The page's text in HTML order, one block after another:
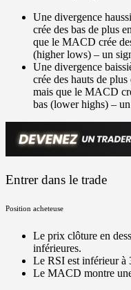
Une divergence
crée des bas de plus
que le MACD crée
(higher lows) – un
Une divergence
crée des hauts de
mais que le MACD
bas (lower highs) –
Entrer dans le trade
Position acheteuse
Le prix clôture en
inférieures.
Le RSI est inférieur à
Le MACD montre